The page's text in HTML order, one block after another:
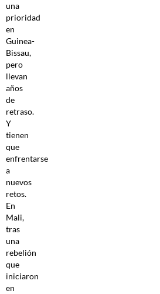
una
prioridad
en
Guinea-
Bissau,
pero
llevan
años
de
retraso.
Y
tienen
que
enfrentarse
a
nuevos
retos.
En
Mali,
tras
una
rebelión
que
iniciaron
en